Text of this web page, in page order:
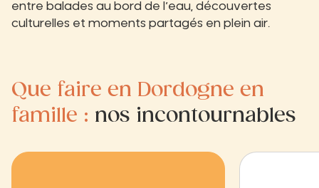
entre balades au bord de l’eau, découvertes
culturelles et moments partagés en plein air.
Que faire en Dordogne en
famille : nos incontournables